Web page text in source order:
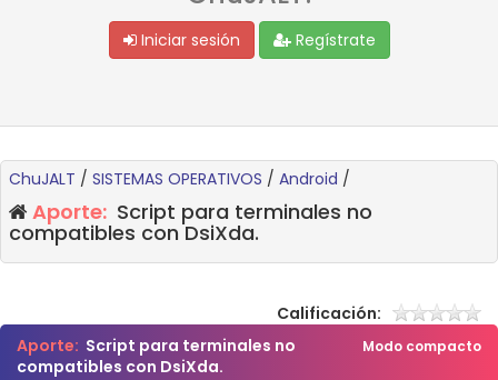
Iniciar sesión Regístrate
ChuJALT / SISTEMAS OPERATIVOS / Android /
Aporte: Script para terminales no
compatibles con DsiXda.
Calificación:
Modo compacto
Aporte: Script para terminales no
compatibles con DsiXda.